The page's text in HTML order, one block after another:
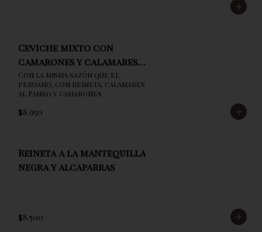
Ceviche mixto con
camarones y calamares
al panko
Con la misma sazón que el
peruano, con reineta, calamares
al Panko y camarones
$8.950
Reineta a la mantequilla
negra y alcaparras
$8.500